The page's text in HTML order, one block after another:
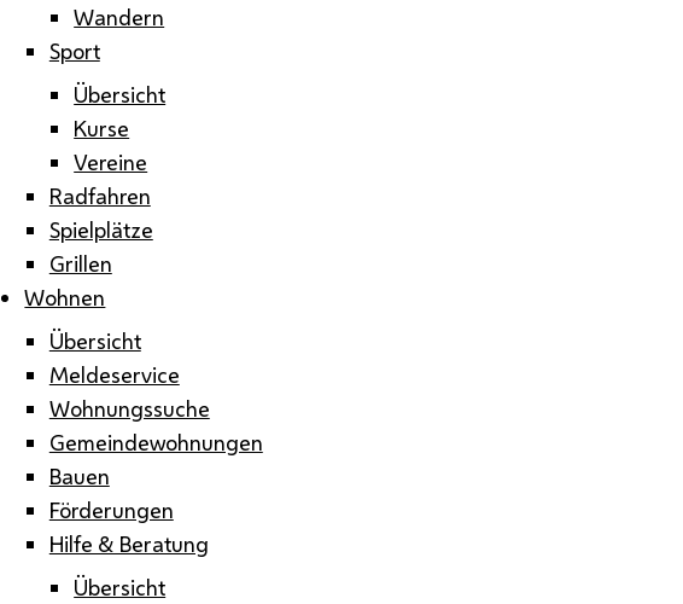
Wandern
Sport
Übersicht
Kurse
Vereine
Radfahren
Spielplätze
Grillen
Wohnen
Übersicht
Meldeservice
Wohnungssuche
Gemeindewohnungen
Bauen
Förderungen
Hilfe & Beratung
Übersicht